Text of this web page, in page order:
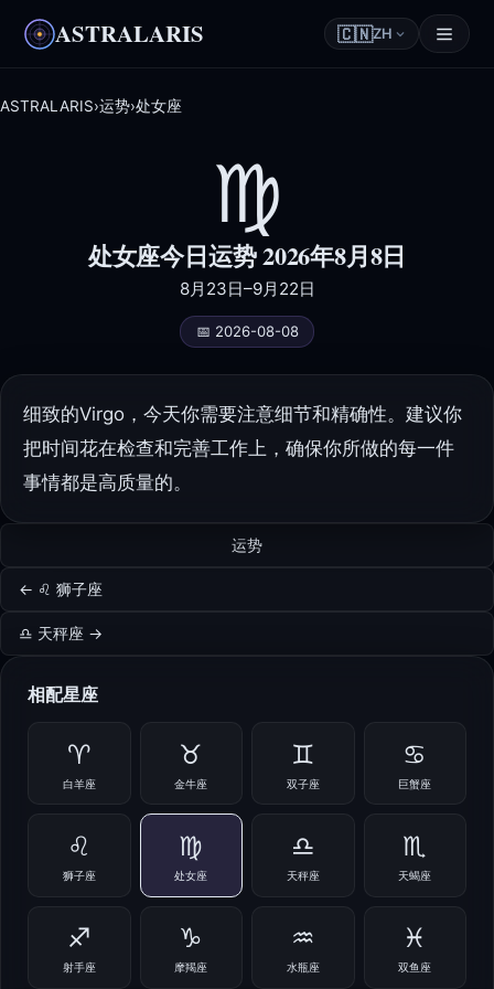
ASTRALARIS 🇨🇳ZH
ASTRALARIS›运势›处女座
♍
处女座今日运势 2026年8月8日
8月23日–9月22日
📅 2026-08-08
细致的Virgo，今天你需要注意细节和精确性。建议你
把时间花在检查和完善工作上，确保你所做的每一件
事情都是高质量的。
← ♌ 狮子座
运势
♎ 天秤座 →
相配星座
♈
白羊座
♉
金牛座
♊
双子座
♋
巨蟹座
♌
狮子座
♍
处女座
♎
天秤座
♏
天蝎座
♐
射手座
♑
摩羯座
♒
水瓶座
♓
双鱼座